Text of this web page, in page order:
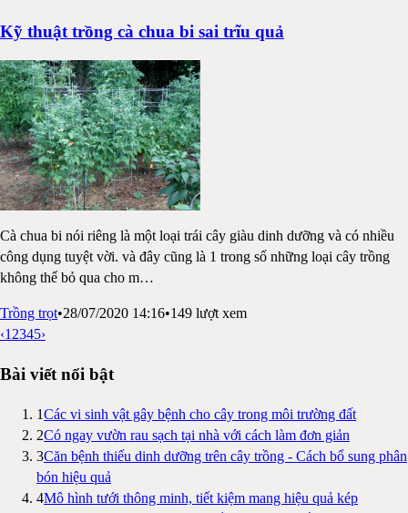
Kỹ thuật trồng cà chua bi sai trĩu quả
Cà chua bi nói riêng là một loại trái cây giàu dinh dưỡng và có nhiều
công dụng tuyệt vời. và đây cũng là 1 trong số những loại cây trồng
không thể bỏ qua cho m…
Trồng trọt•28/07/2020 14:16•149 lượt xem
‹1 2345›
Bài viết nổi bật
1Các vi sinh vật gây bệnh cho cây trong môi trường đất
2Có ngay vườn rau sạch tại nhà với cách làm đơn giản
3Căn bệnh thiếu dinh dưỡng trên cây trồng - Cách bổ sung phân
bón hiệu quả
4Mô hình tưới thông minh, tiết kiệm mang hiệu quả kép